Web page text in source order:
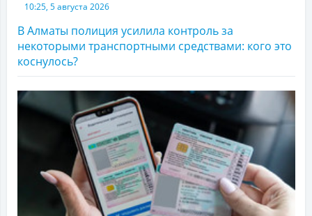
10:25, 5 августа 2026
В Алматы полиция усилила контроль за
некоторыми транспортными средствами: кого это
коснулось?